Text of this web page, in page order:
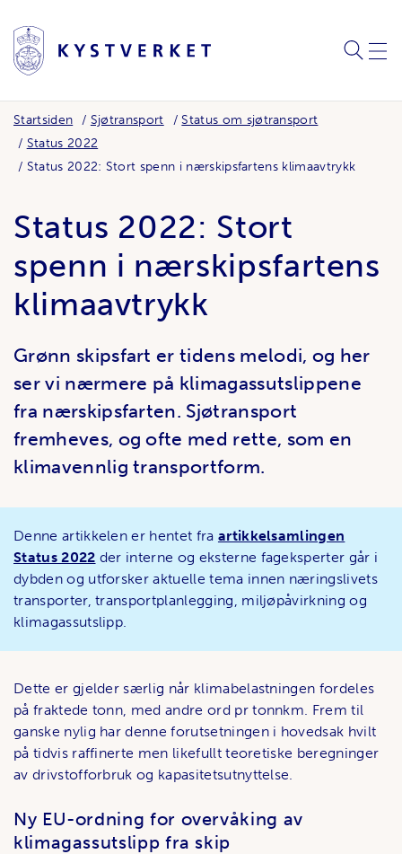
SØK
Startsiden Sjøtransport
Status om sjøtransport
Status 2022
Status 2022: Stort spenn i nærskipsfartens klimaavtrykk
Status 2022: Stort
spenn i nærskipsfartens
klimaavtrykk
Grønn skipsfart er tidens melodi, og her
ser vi nærmere på klimagassutslippene
fra nærskipsfarten. Sjøtransport
fremheves, og ofte med rette, som en
klimavennlig transportform.
Denne artikkelen er hentet fra artikkelsamlingen
Status 2022 der interne og eksterne fageksperter går i
dybden og utforsker aktuelle tema innen næringslivets
transporter, transportplanlegging, miljøpåvirkning og
klimagassutslipp.
Dette er gjelder særlig når klimabelastningen fordeles
på fraktede tonn, med andre ord pr tonnkm. Frem til
ganske nylig har denne forutsetningen i hovedsak hvilt
på tidvis raffinerte men likefullt teoretiske beregninger
av drivstofforbruk og kapasitetsutnyttelse.
Ny EU-ordning for overvåking av
klimagassutslipp fra skip